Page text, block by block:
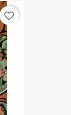
favorite_border